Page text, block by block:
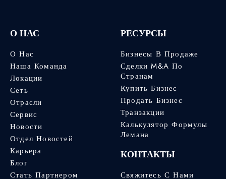
О НАС
О Нас
Наша Команда
Локации
Сеть
Отрасли
Сервис
Новости
Отдел Новостей
Карьера
Блог
Стать Партнером
РЕСУРСЫ
Бизнесы В Продаже
Сделки M&A По
Странам
Купить Бизнес
Продать Бизнес
Транзакции
Калькулятор Формулы
Лемана
КОНТАКТЫ
Свяжитесь С Нами